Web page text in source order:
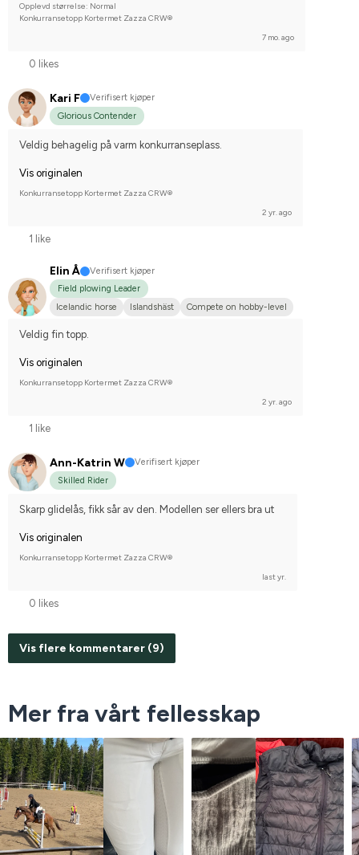
Opplevd størrelse: Normal
Konkurransetopp Kortermet Zazza CRW®
7 mo. ago
0 likes
Kari F
Verifisert kjøper
Glorious Contender
Veldig behagelig på varm konkurranseplass.
Vis originalen
Konkurransetopp Kortermet Zazza CRW®
2 yr. ago
1 like
Elin Å
Verifisert kjøper
Field plowing Leader
Icelandic horse
Islandshäst Compete on hobby-level
Veldig fin topp.
Vis originalen
Konkurransetopp Kortermet Zazza CRW®
2 yr. ago
1 like
Ann-Katrin W
Verifisert kjøper
Skilled Rider
Skarp glidelås, fikk sår av den. Modellen ser ellers bra ut
Vis originalen
Konkurransetopp Kortermet Zazza CRW®
last yr.
0 likes
Vis flere kommentarer (9)
Mer fra vårt fellesskap